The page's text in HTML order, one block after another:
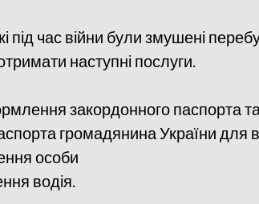
під час війни були змушені
наступні послуги.
закордонного паспорта
громадянина України для
особи
водія.